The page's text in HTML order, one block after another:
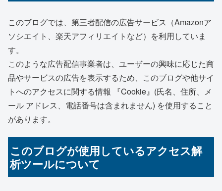
このブログでは、第三者配信の広告サービス（Amazonア
ソシエイト、楽天アフィリエイトなど）を利用していま
す。
このような広告配信事業者は、ユーザーの興味に応じた商
品やサービスの広告を表示するため、このブログや他サイ
トへのアクセスに関する情報 『Cookie』(氏名、住所、メ
ール アドレス、電話番号は含まれません) を使用すること
があります。
このブログが使用しているアクセス解
析ツールについて